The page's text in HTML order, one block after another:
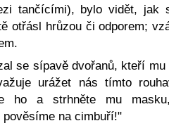
tančícími), bylo vidět, jak
otřásl hrůzou či odporem;
se sípavě dvořanů, kteří mu
urážet nás tímto
ho a strhněte mu
na cimbuří!"